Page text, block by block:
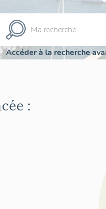
Accéder à la recherche
: